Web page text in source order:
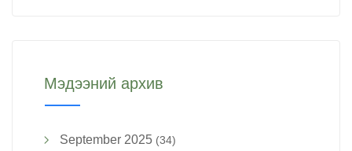
Мэдээний архив
September 2025 (34)